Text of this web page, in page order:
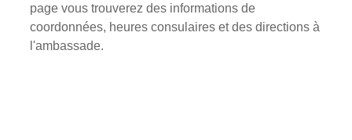
page vous trouverez des informations de
coordonnées, heures consulaires et des directions à
l'ambassade.